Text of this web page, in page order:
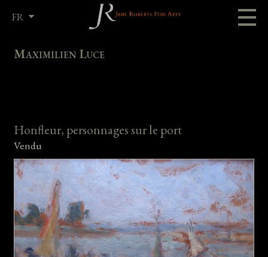
FR
Maximilien Luce
Honfleur, personnages sur le port
Vendu